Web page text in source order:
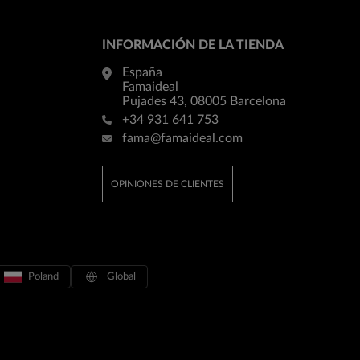
INFORMACIÓN DE LA TIENDA
España
Famaideal
Pujades 43, 08005 Barcelona
+34 931 641 753
fama@famaideal.com
OPINIONES DE CLIENTES
Poland Global